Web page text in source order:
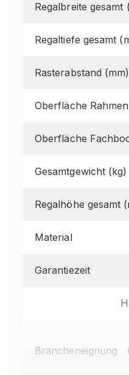
Regalbreite gesamt
Regaltiefe gesamt
Rasterabstand (mm)
Oberfläche Rahmen
Oberfläche
Gesamtgewicht (kg)
Regalhöhe gesamt
Material
Garantiezeit
Brancheneignung